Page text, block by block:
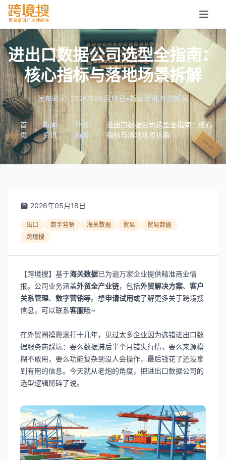
进出口数据公司选型全指南：
核心指标与落地场景拆解
发布时间: 2026年05月18日•新闻资讯,外贸新闻
首
页
新闻
资讯
外贸
新闻
进出口数据公司选型全指南：核心
指标与落地场景拆解
2026年05月18日
出口 数字营销 海关数据 贸易
贸易数据
跨境搜
【跨境搜】基于海关数据已为逾万家企业提供精准商业情
报。公司业务涵盖外贸全产业链，包括外贸解决方案、 客户
关系管理、 数字营销等。想申请试用或了解更多关于跨境搜
信息，可以联系客服哦~
在外贸圈摸爬滚打十几年，见过太多企业因为选错进出口数
据服务商踩坑：要么数据滞后半个月错失行情，要么来源模
糊不敢用，要么功能复杂到没人会操作，最后钱花了还没拿
到有用的信息。今天就从老炮的角度，把进出口数据公司的
选型逻辑掰碎了说。